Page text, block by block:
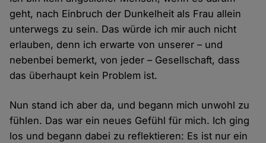
geht, nach Einbruch der Dunkelheit als Frau allein
unterwegs zu sein. Das würde ich mir auch nicht
erlauben, denn ich erwarte von unserer – und
nebenbei bemerkt, von jeder – Gesellschaft, dass
das überhaupt kein Problem ist.
Nun stand ich aber da, und begann mich unwohl zu
fühlen. Das war ein neues Gefühl für mich. Ich ging
los und begann dabei zu reflektieren: Es ist nur ein